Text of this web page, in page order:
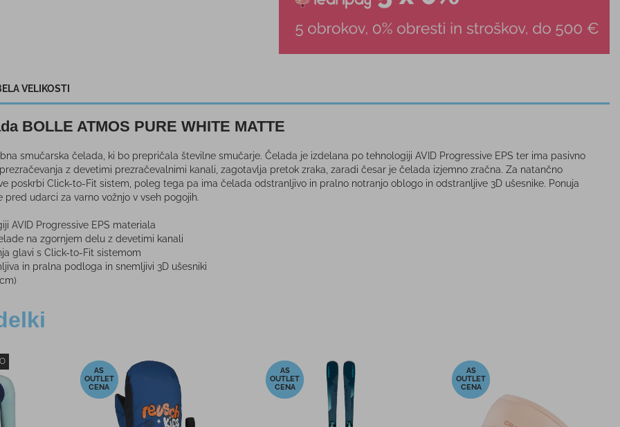
VELIKOSTI
BOLLE ATMOS PURE WHITE MATTE
smučarska čelada, ki bo prepričala številne smučarje. Čelada je izdelana po tehnologiji AVID Progressive EPS ter ima pasivno
prezračevanja z devetimi prezračevalnimi kanali, zagotavlja pretok zraka, zaradi česar je čelada izjemno zračna. Za natančno
poskrbi Click-to-Fit sistem, poleg tega pa ima čelada odstranljivo in pralno notranjo oblogo in odstranljive 3D ušesnike. Ponuja
pred udarci za varno vožnjo v vseh pogojih.
AVID Progressive EPS materiala
na zgornjem delu z devetimi kanali
glavi s Click-to-Fit sistemom
in pralna podloga in snemljivi 3D ušesniki
-10% -50% -13%